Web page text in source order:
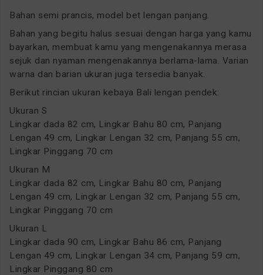
Bahan semi prancis, model bet lengan panjang.
Bahan yang begitu halus sesuai dengan harga yang kamu
bayarkan, membuat kamu yang mengenakannya merasa
sejuk dan nyaman mengenakannya berlama-lama. Varian
warna dan barian ukuran juga tersedia banyak.
Berikut rincian ukuran kebaya Bali lengan pendek:
Ukuran S
Lingkar dada 82 cm, Lingkar Bahu 80 cm, Panjang
Lengan 49 cm, Lingkar Lengan 32 cm, Panjang 55 cm,
Lingkar Pinggang 70 cm
Ukuran M
Lingkar dada 82 cm, Lingkar Bahu 80 cm, Panjang
Lengan 49 cm, Lingkar Lengan 32 cm, Panjang 55 cm,
Lingkar Pinggang 70 cm
Ukuran L
Lingkar dada 90 cm, Lingkar Bahu 86 cm, Panjang
Lengan 49 cm, Lingkar Lengan 34 cm, Panjang 59 cm,
Lingkar Pinggang 80 cm